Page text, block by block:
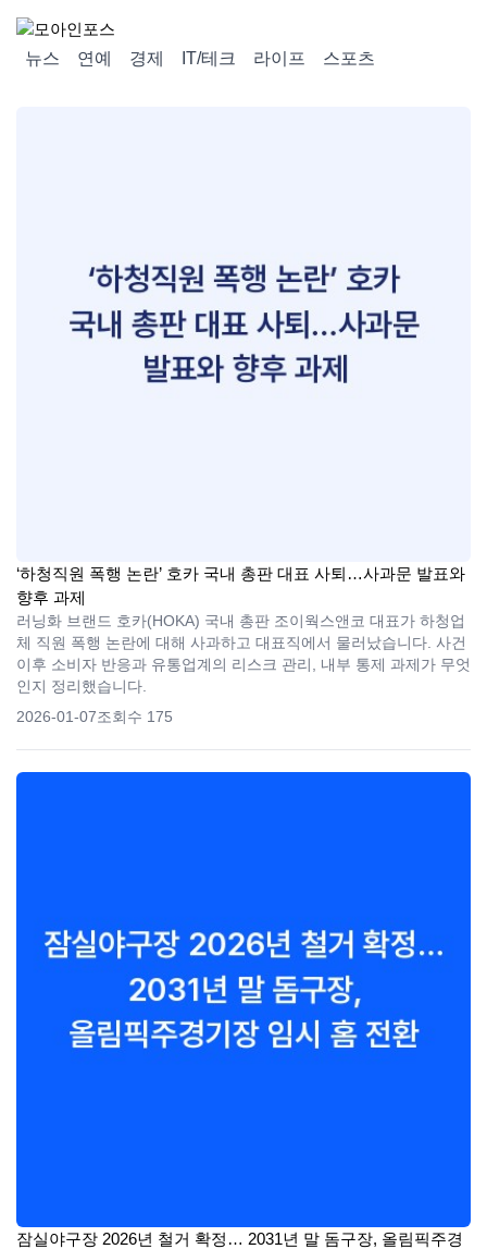
뉴스 연예 경제 IT/테크 라이프 스포츠
‘하청직원 폭행 논란’ 호카 국내 총판 대표 사퇴…사과문 발표와
향후 과제
러닝화 브랜드 호카(HOKA) 국내 총판 조이웍스앤코 대표가 하청업
체 직원 폭행 논란에 대해 사과하고 대표직에서 물러났습니다. 사건
이후 소비자 반응과 유통업계의 리스크 관리, 내부 통제 과제가 무엇
인지 정리했습니다.
2026-01-07조회수 175
잠실야구장 2026년 철거 확정… 2031년 말 돔구장, 올림픽주경